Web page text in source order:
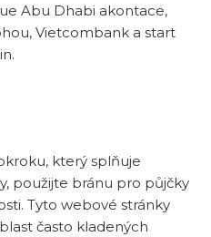
Abu Dhabi akontace,
Vietcombank a start
který splňuje
použijte bránu pro půjčky
Tyto webové stránky
často kladených